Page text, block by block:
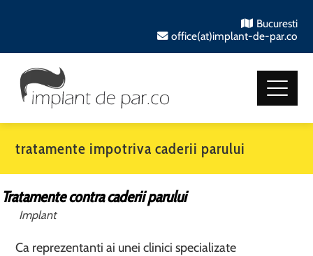
Bucuresti
office(at)implant-de-par.co
tratamente impotriva caderii parului
Tratamente contra caderii parului
Implant
Ca reprezentanti ai unei clinici specializate